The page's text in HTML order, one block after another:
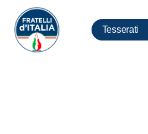
Tesserati